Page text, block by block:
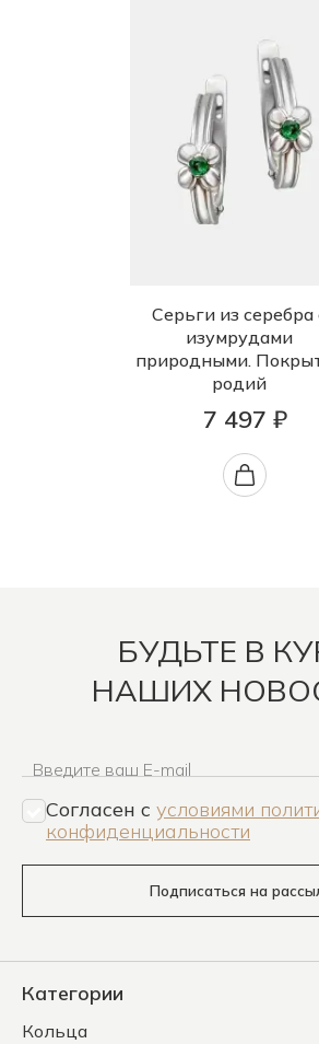
Серьги из серебра
изумрудами
природными.
родий
7 497 ₽
БУДЬТЕ В
НАШИХ
Введите ваш E-mail
Согласен c условиями
конфиденциальности
Подписаться на
Категории
Кольца